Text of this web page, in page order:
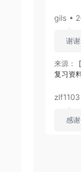
gils •
谢
来源：
复习资
感